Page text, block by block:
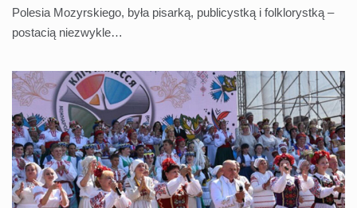
Polesia Mozyrskiego, była pisarką, publicystką i folklorystką –
postacią niezwykle…